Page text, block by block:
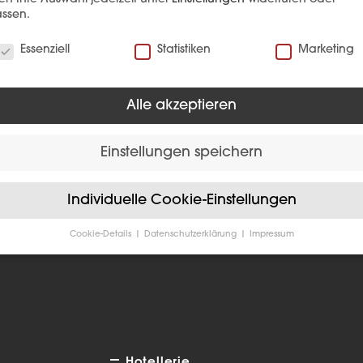
Essenziell
Statistiken Marketing
Alle akzeptieren
Einstellungen speichern
Individuelle Cookie-Einstellungen
Cookie-Details Datenschutzerklärung Impressum
Datenschutzeinstellungen
Erfahrung zu verbessern.
Personenbezogene Daten können